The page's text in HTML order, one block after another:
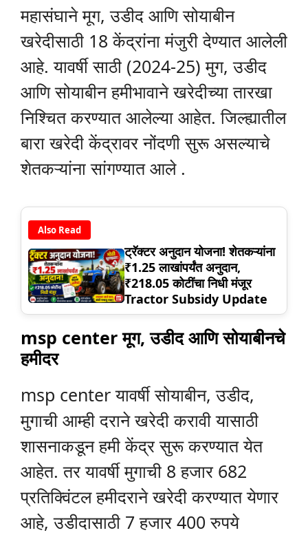
महासंघाने मूग, उडीद आणि सोयाबीन
खरेदीसाठी 18 केंद्रांना मंजुरी देण्यात आलेली
आहे. यावर्षी साठी (2024-25) मुग, उडीद
आणि सोयाबीन हमीभावाने खरेदीच्या तारखा
निश्चित करण्यात आलेल्या आहेत. जिल्ह्यातील
बारा खरेदी केंद्रावर नोंदणी सुरू असल्याचे
शेतकऱ्यांना सांगण्यात आले .
Also Read
ट्रॅक्टर अनुदान योजना! शेतकऱ्यांना
₹1.25 लाखांपर्यंत अनुदान,
₹218.05 कोटींचा निधी मंजूर
Tractor Subsidy Update
msp center मूग, उडीद आणि सोयाबीनचे
हमीदर
msp center यावर्षी सोयाबीन, उडीद,
मुगाची आम्ही दराने खरेदी करावी यासाठी
शासनाकडून हमी केंद्र सुरू करण्यात येत
आहेत. तर यावर्षी मुगाची 8 हजार 682
प्रतिक्विंटल हमीदराने खरेदी करण्यात येणार
आहे, उडीदासाठी 7 हजार 400 रुपये